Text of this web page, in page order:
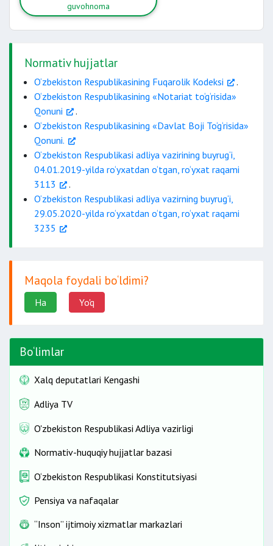
mehnatga layoqatsiz shaxslar uchun;
ulushini ajratgan holdagina
mol-mulkning qiymati doirasida
bo‘ladilar.
guvohnoma
Normativ hujjatlar
O‘zbekiston Respublikasining Fuqarolik Kodeksi
.
O‘zbekiston Respublikasining «Notariat to‘g‘risida»
Qonuni
.
O‘zbekiston Respublikasining «Davlat Boji To‘g‘risida»
Qonuni.
O‘zbekiston Respublikasi adliya vazirining buyrug‘i,
04.01.2019-yilda ro‘yxatdan o‘tgan, ro‘yxat raqami
3113
.
O‘zbekiston Respublikasi adliya vazirning buyrug‘i,
29.05.2020-yilda ro‘yxatdan o‘tgan, ro‘yxat raqami
3235
Maqola foydali bo‘ldimi?
Ha Yo'q
Bo‘limlar
Xalq deputatlari Kengashi
Adliya TV
O'zbekiston Respublikasi Adliya vazirligi
Normativ-huquqiy hujjatlar bazasi
O‘zbekiston Respublikasi Konstitutsiyasi
Pensiya va nafaqalar
“Inson” ijtimoiy xizmatlar markazlari